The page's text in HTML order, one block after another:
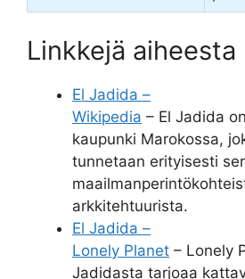
Linkkejä aiheesta
El Jadida –
Wikipedia – El Jadida
kaupunki Marokossa,
tunnetaan erityisesti
arkkitehtuurista.
El Jadida –
Lonely Planet – Lonely
Jadidasta tarjoaa